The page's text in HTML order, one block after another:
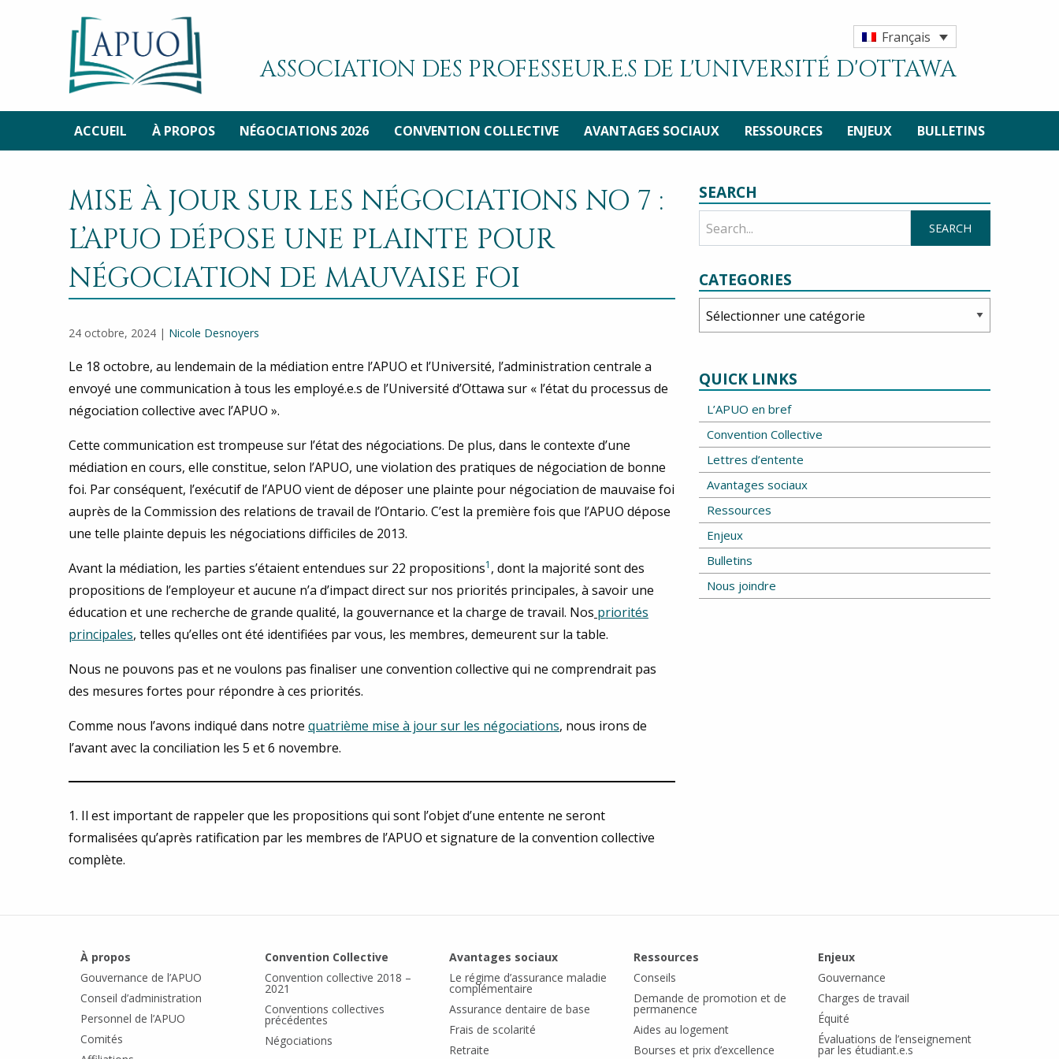
Français
ASSOCIATION DES PROFESSEUR.E.S DE L'UNIVERSITÉ D'OTTAWA
ACCUEIL À PROPOS NÉGOCIATIONS 2026 CONVENTION COLLECTIVE AVANTAGES SOCIAUX RESSOURCES ENJEUX BULLETINS
MISE À JOUR SUR LES NÉGOCIATIONS NO 7 :
L’APUO DÉPOSE UNE PLAINTE POUR
NÉGOCIATION DE MAUVAISE FOI
24 octobre, 2024 | Nicole Desnoyers
Le 18 octobre, au lendemain de la médiation entre l’APUO et l’Université, l’administration centrale a
envoyé une communication à tous les employé.e.s de l’Université d’Ottawa sur « l’état du processus de
négociation collective avec l’APUO ».
Cette communication est trompeuse sur l’état des négociations. De plus, dans le contexte d’une
médiation en cours, elle constitue, selon l’APUO, une violation des pratiques de négociation de bonne
foi. Par conséquent, l’exécutif de l’APUO vient de déposer une plainte pour négociation de mauvaise foi
auprès de la Commission des relations de travail de l’Ontario. C’est la première fois que l’APUO dépose
une telle plainte depuis les négociations difficiles de 2013.
Avant la médiation, les parties s’étaient entendues sur 22 propositions1 , dont la majorité sont des
propositions de l’employeur et aucune n’a d’impact direct sur nos priorités principales, à savoir une
éducation et une recherche de grande qualité, la gouvernance et la charge de travail. Nos priorités
principales, telles qu’elles ont été identifiées par vous, les membres, demeurent sur la table.
Nous ne pouvons pas et ne voulons pas finaliser une convention collective qui ne comprendrait pas
des mesures fortes pour répondre à ces priorités.
Comme nous l’avons indiqué dans notre quatrième mise à jour sur les négociations, nous irons de
l’avant avec la conciliation les 5 et 6 novembre.
1. Il est important de rappeler que les propositions qui sont l’objet d’une entente ne seront
formalisées qu’après ratification par les membres de l’APUO et signature de la convention collective
complète.
SEARCH
CATEGORIES
QUICK LINKS
L’APUO en bref
Convention Collective
Lettres d’entente
Avantages sociaux
Ressources
Enjeux
Bulletins
Nous joindre
À propos
Gouvernance de l’APUO
Conseil d’administration
Personnel de l’APUO
Comités
Convention Collective
Convention collective 2018 –
2021
Conventions collectives
précédentes
Négociations
Avantages sociaux
Le régime d’assurance maladie
complémentaire
Assurance dentaire de base
Frais de scolarité
Retraite
Ressources
Conseils
Demande de promotion et de
permanence
Aides au logement
Bourses et prix d’excellence
Enjeux
Gouvernance
Charges de travail
Équité
Évaluations de l’enseignement
par les étudiant.e.s